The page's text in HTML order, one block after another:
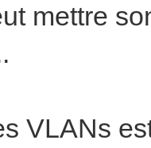
mettre
VLANs